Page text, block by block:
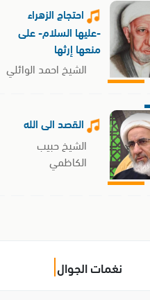
احتجاج الزهراء
-عليها السلام- على
منعها إرثها
الشيخ احمد الوائلي
القصد الى الله
الشيخ حبيب
الكاظمي
نغمات الجوال